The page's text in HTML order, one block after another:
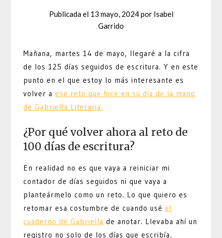
Publicada el 13 mayo, 2024por Isabel
Garrido
Mañana, martes 14 de mayo, llegaré a la cifra
de los 125 días seguidos de escritura. Y en este
punto en el que estoy lo más interesante es
volver a ese reto que hice en su día de la mano
de Gabriella Literaria.
¿Por qué volver ahora al reto de
100 días de escritura?
En realidad no es que vaya a reiniciar mi
contador de días seguidos ni que vaya a
planteármelo como un reto. Lo que quiero es
retomar esa costumbre de cuando usé el
cuaderno de Gabriella de anotar. Llevaba ahí un
registro no solo de los días que escribía,